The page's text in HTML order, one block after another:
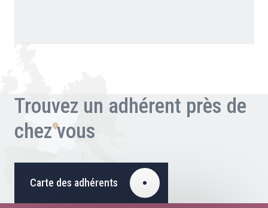
Trouvez un adhérent près de
chez vous
Carte des adhérents